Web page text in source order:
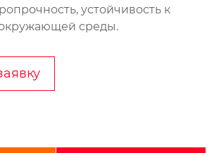
устойчивость к
среды.